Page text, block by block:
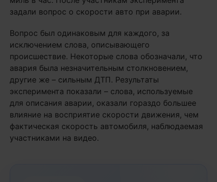
задали вопрос о скорости авто при аварии.
Вопрос был одинаковым для каждого, за
исключением слова, описывающего
происшествие. Некоторые слова обозначали, что
авария была незначительным столкновением,
другие же – сильным ДТП. Результаты
эксперимента показали – слова, используемые
для описания аварии, оказали гораздо большее
влияние на восприятие скорости движения, чем
фактическая скорость автомобиля, наблюдаемая
участниками на видео.